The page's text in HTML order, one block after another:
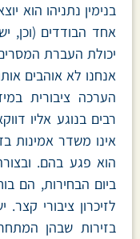
בנימין נתניהו הוא
אחד הבודדים (וכן,
יכולת העברת
אנחנו לא אוהבים
הערכה ציבורית
רבים בנוגע אליו
אינו משדר אמינות
הוא פגע בהם.
ביום הבחירות, הם
לזיכרון ציבורי
בזירות שבהן